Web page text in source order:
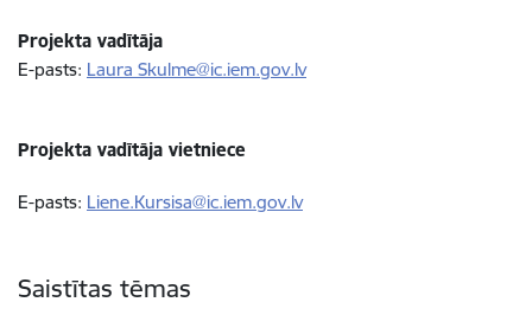
Projekta vadītāja
E-pasts: Laura Skulme@ic.iem.gov.lv
Projekta vadītāja vietniece
E-pasts: Liene.Kursisa@ic.iem.gov.lv
Saistītas tēmas